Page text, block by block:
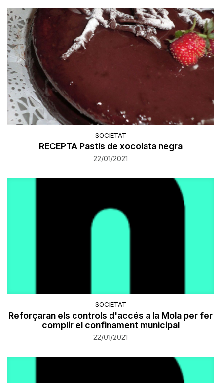
SOCIETAT
RECEPTA Pastís de xocolata negra
22/01/2021
SOCIETAT
Reforçaran els controls d'accés a la Mola per fer
complir el confinament municipal
22/01/2021